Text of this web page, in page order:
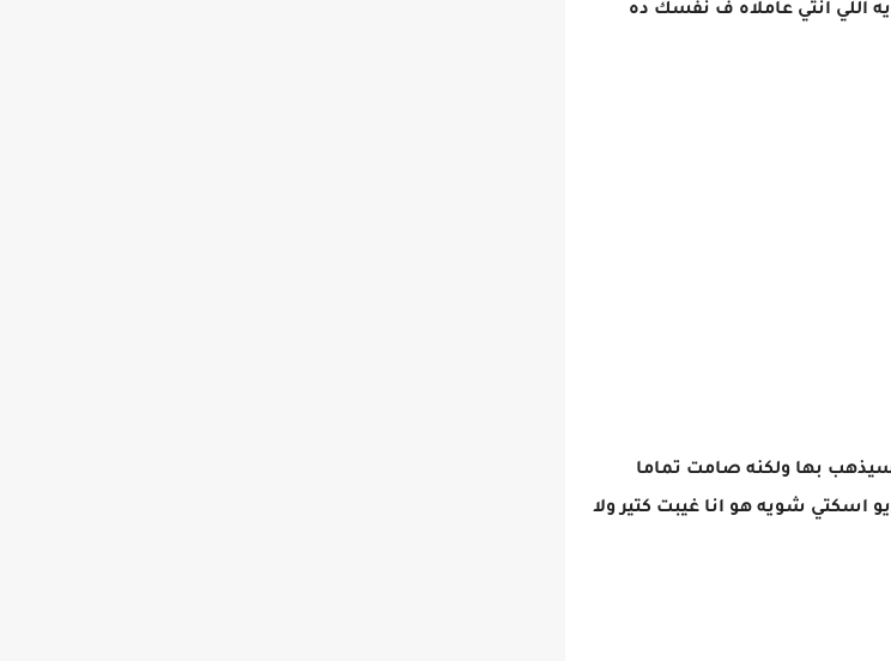
اللي انتي عاملاه ف نفسك ده
بها ولكنه صامت تماما
شويه هو انا غيبت كتير ولا